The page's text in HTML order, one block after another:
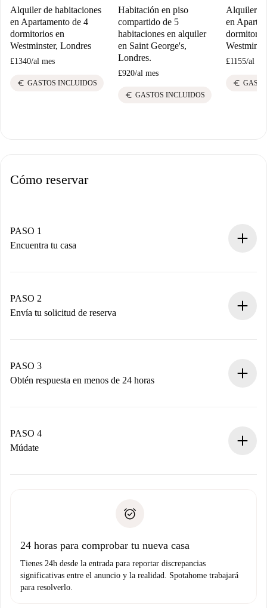
Alquiler de habitaciones
en Apartamento de 4
dormitorios en
Westminster, Londres
£1340/al mes
euro GASTOS INCLUIDOS
Habitación en piso
compartido de 5
habitaciones en alquiler
en Saint George's,
Londres.
£920/al mes
euro GASTOS INCLUIDOS
Alquiler
en
£1155/al
euro
Cómo reservar
PASO 1
Encuentra tu casa
Tienes toda la información necesaria por adelantado.
PASO 2
Envía tu solicitud de reserva
propietario acepte.
PASO 3
Obtén respuesta en menos de 24 horas
contacto con el propietario.
Si es rechazada: No te haremos ningún cargo y te
Prueba de solvencia
PASO 4
Múdate
no nos comunicas ningún problema.
24 horas para comprobar tu nueva casa
Tienes 24h desde la entrada para reportar discrepancias
significativas entre el anuncio y la realidad. Spotahome trabajará
para resolverlo.